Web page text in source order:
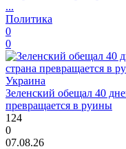
...
Политика
0
0
Украина
Зеленский обещал 40
превращается в руины
124
0
07.08.26